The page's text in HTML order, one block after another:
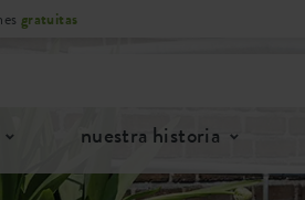
gratuitas
nuestra historia